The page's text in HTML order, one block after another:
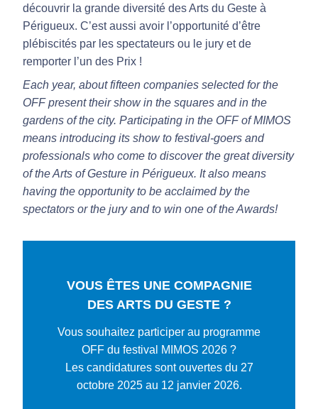
découvrir la grande diversité des Arts du Geste à
Périgueux. C’est aussi avoir l’opportunité d’être
plébiscités par les spectateurs ou le jury et de
remporter l’un des Prix !
Each year, about fifteen companies selected for the
OFF present their show in the squares and in the
gardens of the city. Participating in the OFF of MIMOS
means introducing its show to festival-goers and
professionals who come to discover the great diversity
of the Arts of Gesture in Périgueux. It also means
having the opportunity to be acclaimed by the
spectators or the jury and to win one of the Awards!
VOUS ÊTES UNE COMPAGNIE
DES ARTS DU GESTE ?
Vous souhaitez participer au programme
OFF du festival MIMOS 2026 ?
Les candidatures sont ouvertes du 27
octobre 2025 au 12 janvier 2026.